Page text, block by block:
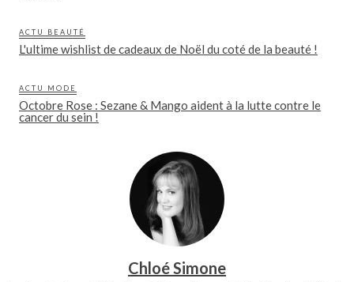
ACTU BEAUTÉ
L'ultime wishlist de cadeaux de Noël du coté de la beauté !
ACTU MODE
Octobre Rose : Sezane & Mango aident à la lutte contre le
cancer du sein !
Chloé Simone